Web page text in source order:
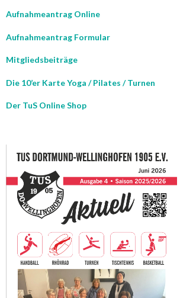
Aufnahmeantrag Online
Aufnahmeantrag Formular
Mitgliedsbeiträge
Die 10’er Karte Yoga / Pilates / Turnen
Der TuS Online Shop